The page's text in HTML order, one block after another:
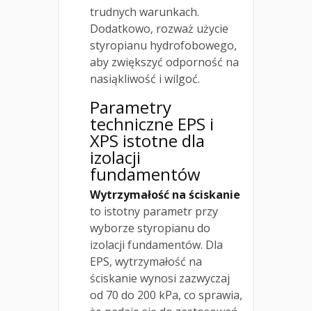
trudnych warunkach.
Dodatkowo, rozważ użycie
styropianu hydrofobowego,
aby zwiększyć odporność na
nasiąkliwość i wilgoć.
Parametry
techniczne EPS i
XPS istotne dla
izolacji
fundamentów
Wytrzymałość na ściskanie
to istotny parametr przy
wyborze styropianu do
izolacji fundamentów. Dla
EPS, wytrzymałość na
ściskanie wynosi zazwyczaj
od 70 do 200 kPa, co sprawia,